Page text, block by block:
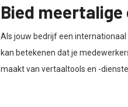
Bied
Als jouw bedrijf een
kan betekenen dat je
maakt van vertaaltools en -